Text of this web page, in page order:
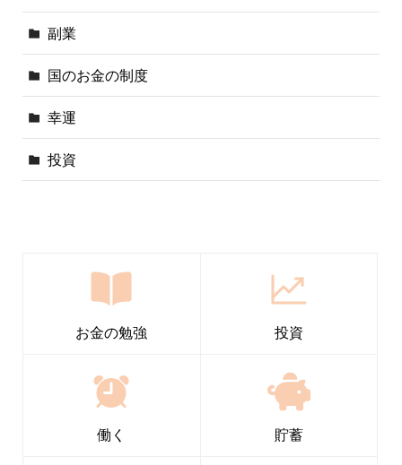
副業
国のお金の制度
幸運
投資
お金の勉強 投資
働く 貯蓄